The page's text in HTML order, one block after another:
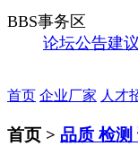
BBS事务区
论坛公告建
首页 企业厂家 人才
首页 > 品质 检测